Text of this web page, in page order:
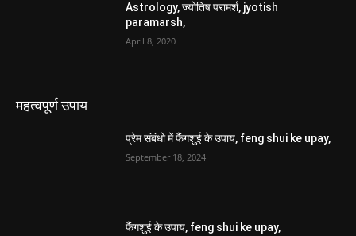
Astrology, ज्योतिष परामर्श, jyotish
paramarsh,
April 8, 2020
महत्वपूर्ण उपाय
प्रेम संबंधो में फैंगशुई के उपाय, feng shui ke upay,
September 18, 2024
फैंगशुई के उपाय, feng shui ke upay,